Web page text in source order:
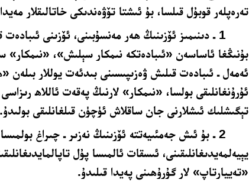
تەرەپلەر قوبۇل قىلسا، بۇ ئىشتا تۆۋەندىكى خاتالىقلار
1 ـ دىنىمىز ئۆزىنىڭ ھەر مەنسۇبىنى، ئۆزىنى ئىبادەت
بۇنىڭغا ئاساسەن «ئىبادەتكە نىمكار سېلىش»، «نىمكار»
ئەمەل ـ ئىبادەت قىلىش ۋەزىپىسىنى بىدئەت يوللار بىلەن
ئۇرۇنغانلىقى بولسا، «نىمكار» لارنىڭ پەقەت ئاللاھ رىزاسى
تېگىشلىك ئىشلارنى جان ساقلاش ئۈچۈن قىلغانلىقى بولىدۇ.
2 ـ بۇ ئىش جەمئىيەتتە ئۆزىنىڭ نەزىر ـ چىراغ
يېيەلمەيدىغانلىقىنى، ئىسقات ئالمىسا پۇل
«تەييارتاپ» لار گۇرۇھىنى پەيدا قىلىدۇ.